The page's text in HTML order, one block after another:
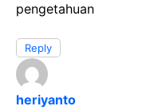
pengetahuan
Reply
heriyanto